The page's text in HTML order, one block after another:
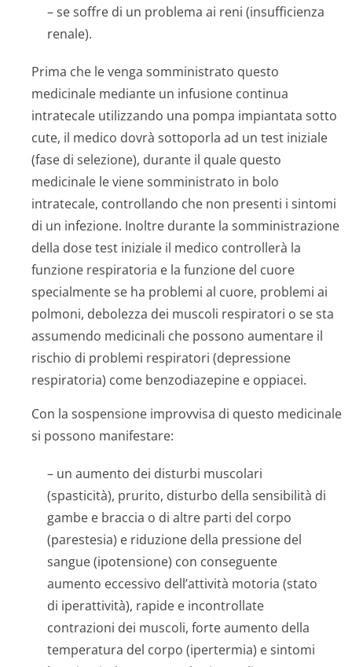
– se soffre di un problema ai reni (insufficienza
renale).
Prima che le venga somministrato questo
medicinale mediante un infusione continua
intratecale utilizzando una pompa impiantata sotto
cute, il medico dovrà sottoporla ad un test iniziale
(fase di selezione), durante il quale questo
medicinale le viene somministrato in bolo
intratecale, controllando che non presenti i sintomi
di un infezione. Inoltre durante la somministrazione
della dose test iniziale il medico controllerà la
funzione respiratoria e la funzione del cuore
specialmente se ha problemi al cuore, problemi ai
polmoni, debolezza dei muscoli respiratori o se sta
assumendo medicinali che possono aumentare il
rischio di problemi respiratori (depressione
respiratoria) come benzodiazepine e oppiacei.
Con la sospensione improvvisa di questo medicinale
si possono manifestare:
– un aumento dei disturbi muscolari
(spasticità), prurito, disturbo della sensibilità di
gambe e braccia o di altre parti del corpo
(parestesia) e riduzione della pressione del
sangue (ipotensione) con conseguente
aumento eccessivo dell’attività motoria (stato
di iperattività), rapide e incontrollate
contrazioni dei muscoli, forte aumento della
temperatura del corpo (ipertermia) e sintomi